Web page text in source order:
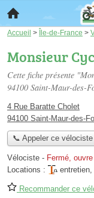
Accueil > Île-de-France >
Monsieur
Cette fiche présente
94100 Saint-Maur-des-
4 Rue Baratte Cholet
94100 Saint-Maur-des-
📞 Appeler ce vélociste
Vélociste - Fermé,
Locations :
entretien,
Recommander ce